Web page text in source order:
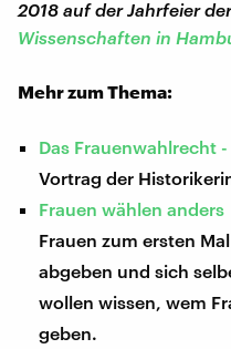
2018 auf der Jahrfeier
Wissenschaften in
Mehr zum Thema:
Das Frauenwahlrecht
Vortrag der
Frauen wählen anders
Frauen zum ersten
abgeben und sich
wollen wissen, wem
geben.